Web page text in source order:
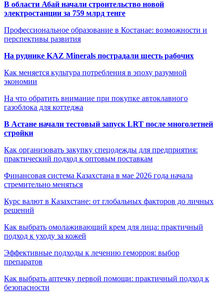
В области Абай начали строительство новой
электростанции за 759 млрд тенге
Профессиональное образование в Костанае: возможности и
перспективы развития
На руднике KAZ Minerals пострадали шесть рабочих
Как меняется культура потребления в эпоху разумной
экономии
На что обратить внимание при покупке автоклавного
газоблока для коттеджа
В Астане начали тестовый запуск LRT после многолетней
стройки
Как организовать закупку спецодежды для предприятия:
практический подход к оптовым поставкам
Финансовая система Казахстана в мае 2026 года начала
стремительно меняться
Курс валют в Казахстане: от глобальных факторов до личных
решений
Как выбрать омолаживающий крем для лица: практичный
подход к уходу за кожей
Эффективные подходы к лечению геморроя: выбор
препаратов
Как выбрать аптечку первой помощи: практичный подход к
безопасности